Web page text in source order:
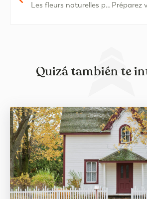
Les fleurs naturelles parfaites pour décorer votre maison au printemps
Quizá también te